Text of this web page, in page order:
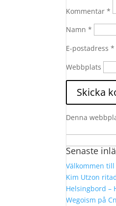
Kommentar*
Namn*
E-postadress*
Webbplats
Denna
efter:
Senaste
Välkommen
Kim Utzon
Helsingbord –
Wegoism på